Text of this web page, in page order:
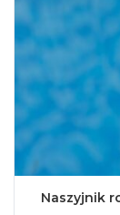
Naszyjnik